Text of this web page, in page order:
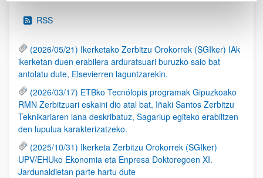
RSS
(2026/05/21) Ikerketako Zerbitzu Orokorrek (SGIker) IAk
ikerketan duen erabilera arduratsuari buruzko saio bat
antolatu dute, Elsevierren laguntzarekin.
(2026/03/17) ETBko Tecnólopis programak Gipuzkoako
RMN Zerbitzuari eskaini dio atal bat, Iñaki Santos Zerbitzu
Teknikariaren lana deskribatuz, Sagarlup egiteko erabiltzen
den lupulua karakterizatzeko.
(2025/10/31) Ikerketa Zerbitzu Orokorrek (SGIker)
UPV/EHUko Ekonomia eta Enpresa Doktoregoen XI.
Jardunaldietan parte hartu dute